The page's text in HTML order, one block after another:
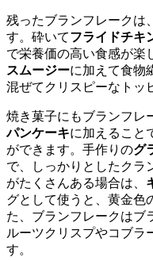
残ったブランフレークは
す。砕いてフライドチキ
で栄養価の高い食感が楽
スムージーに加えて食物
混ぜてクリスピーなトッ
焼き菓子にもブランフレ
パンケーキに加えること
ができます。手作りのグ
で、しっかりとしたクラ
がたくさんある場合は、
グとして使うと、黄金色
た、ブランフレークはブ
ルーツクリスプやコブラ
す。